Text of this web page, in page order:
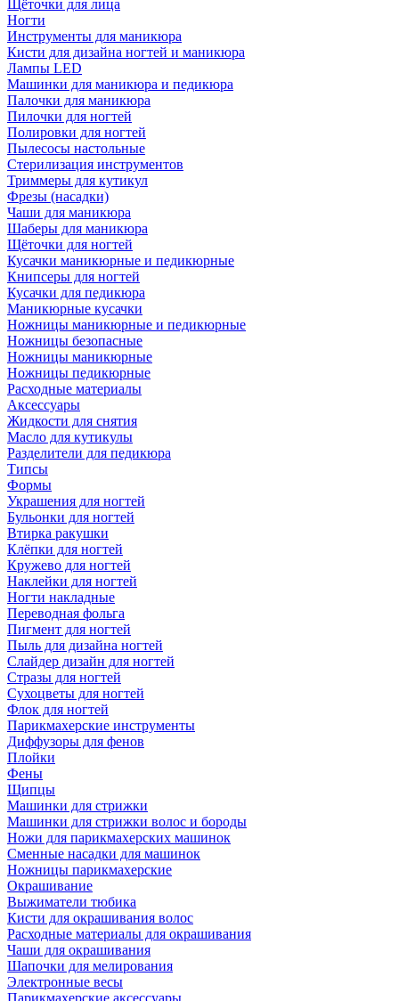
Щёточки для лица
Ногти
Инструменты для маникюра
Кисти для дизайна ногтей и маникюра
Лампы LED
Машинки для маникюра и педикюра
Палочки для маникюра
Пилочки для ногтей
Полировки для ногтей
Пылесосы настольные
Стерилизация инструментов
Триммеры для кутикул
Фрезы (насадки)
Чаши для маникюра
Шаберы для маникюра
Щёточки для ногтей
Кусачки маникюрные и педикюрные
Книпсеры для ногтей
Кусачки для педикюра
Маникюрные кусачки
Ножницы маникюрные и педикюрные
Ножницы безопасные
Ножницы маникюрные
Ножницы педикюрные
Расходные материалы
Аксессуары
Жидкости для снятия
Масло для кутикулы
Разделители для педикюра
Типсы
Формы
Украшения для ногтей
Бульонки для ногтей
Втирка ракушки
Клёпки для ногтей
Кружево для ногтей
Наклейки для ногтей
Ногти накладные
Переводная фольга
Пигмент для ногтей
Пыль для дизайна ногтей
Слайдер дизайн для ногтей
Стразы для ногтей
Сухоцветы для ногтей
Флок для ногтей
Парикмахерские инструменты
Диффузоры для фенов
Плойки
Фены
Щипцы
Машинки для стрижки
Машинки для стрижки волос и бороды
Ножи для парикмахерских машинок
Сменные насадки для машинок
Ножницы парикмахерские
Окрашивание
Выжиматели тюбика
Кисти для окрашивания волос
Расходные материалы для окрашивания
Чаши для окрашивания
Шапочки для мелирования
Электронные весы
Парикмахерские аксессуары